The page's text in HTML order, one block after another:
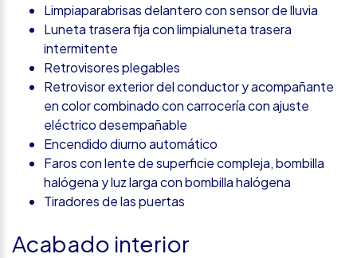
Limpiaparabrisas delantero con sensor de lluvia
Luneta trasera fija con limpialuneta trasera
intermitente
Retrovisores plegables
Retrovisor exterior del conductor y acompañante
en color combinado con carrocería con ajuste
eléctrico desempañable
Encendido diurno automático
Faros con lente de superficie compleja, bombilla
halógena y luz larga con bombilla halógena
Tiradores de las puertas
Acabado interior